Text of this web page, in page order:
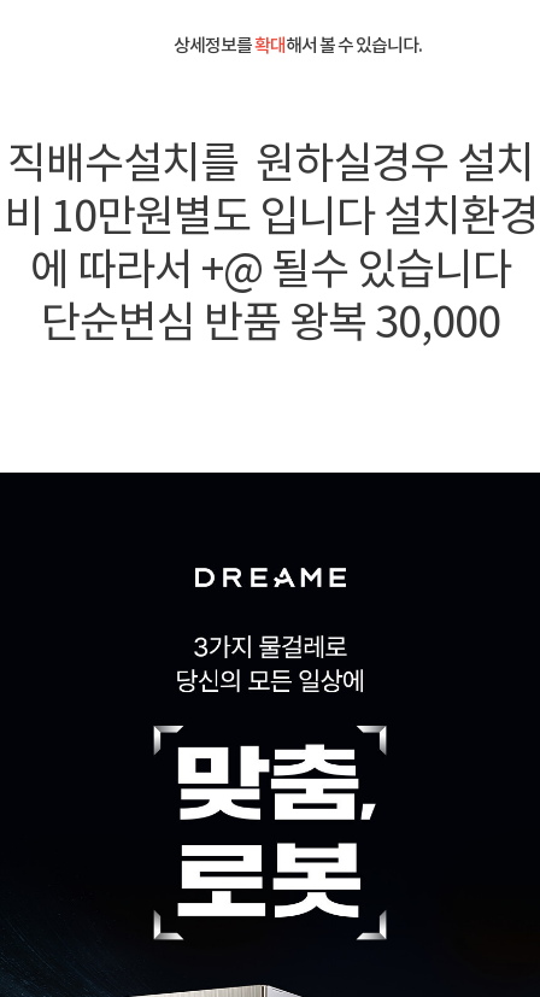
상세정보를확대해서 볼 수 있습니다.
직배수설치를 원하실경우 설치
비 10만원별도 입니다 설치환경
에 따라서 +@ 될수 있습니다
단순변심 반품 왕복 30,000